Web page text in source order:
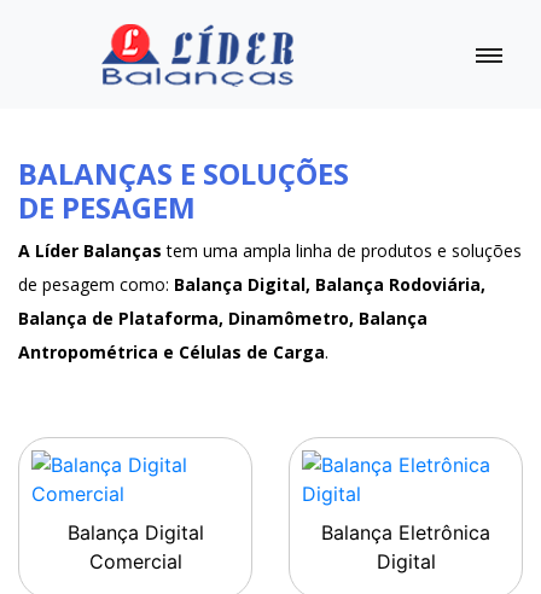
BALANÇAS E SOLUÇÕES
DE PESAGEM
A Líder Balanças tem uma ampla linha de produtos e soluções
de pesagem como: Balança Digital, Balança Rodoviária,
Balança de Plataforma, Dinamômetro, Balança
Antropométrica e Células de Carga.
Balança Digital
Comercial
Balança Eletrônica
Digital